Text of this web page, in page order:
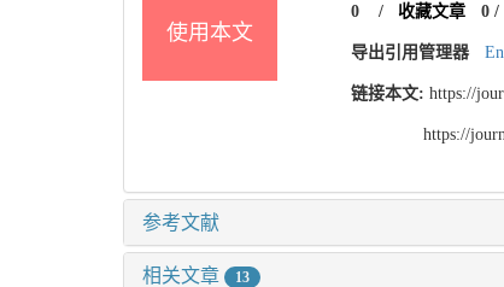
使用本文
0 / 收藏文章 0/
导出引用管理器
链接本文: https://
https://
参考文献
相关文章 13